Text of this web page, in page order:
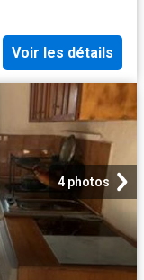
Voir les détails
4 photos